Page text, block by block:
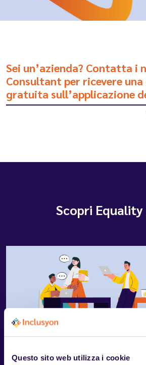
Questo sito web utilizza i cookie
Sei un’azienda? Contatta i
Consultant per ricevere una
gratuita sull’applicazione
Scopri Equality
06.08.2026